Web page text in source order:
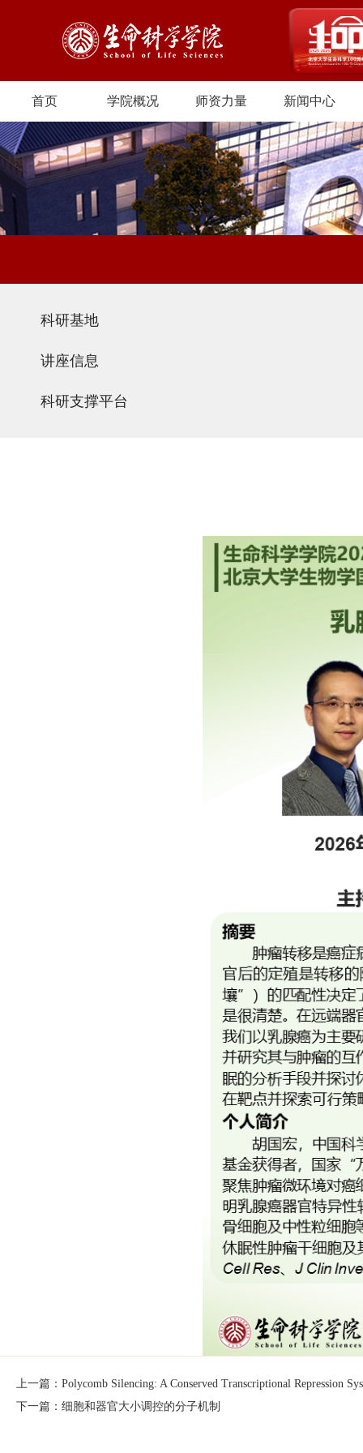
首页 学院概况 师资力量 新闻中心
科研基地
讲座信息
科研支撑平台
上一篇：Polycomb Silencing: A Conserved Transcriptional Repression
下一篇：细胞和器官大小调控的分子机制